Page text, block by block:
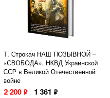
Т. Строкач НАШ ПОЗЫВНОЙ –
«СВОБОДА». НКВД Украинской
ССР в Великой Отечественной
войне
2 200 ф 1 361 ф